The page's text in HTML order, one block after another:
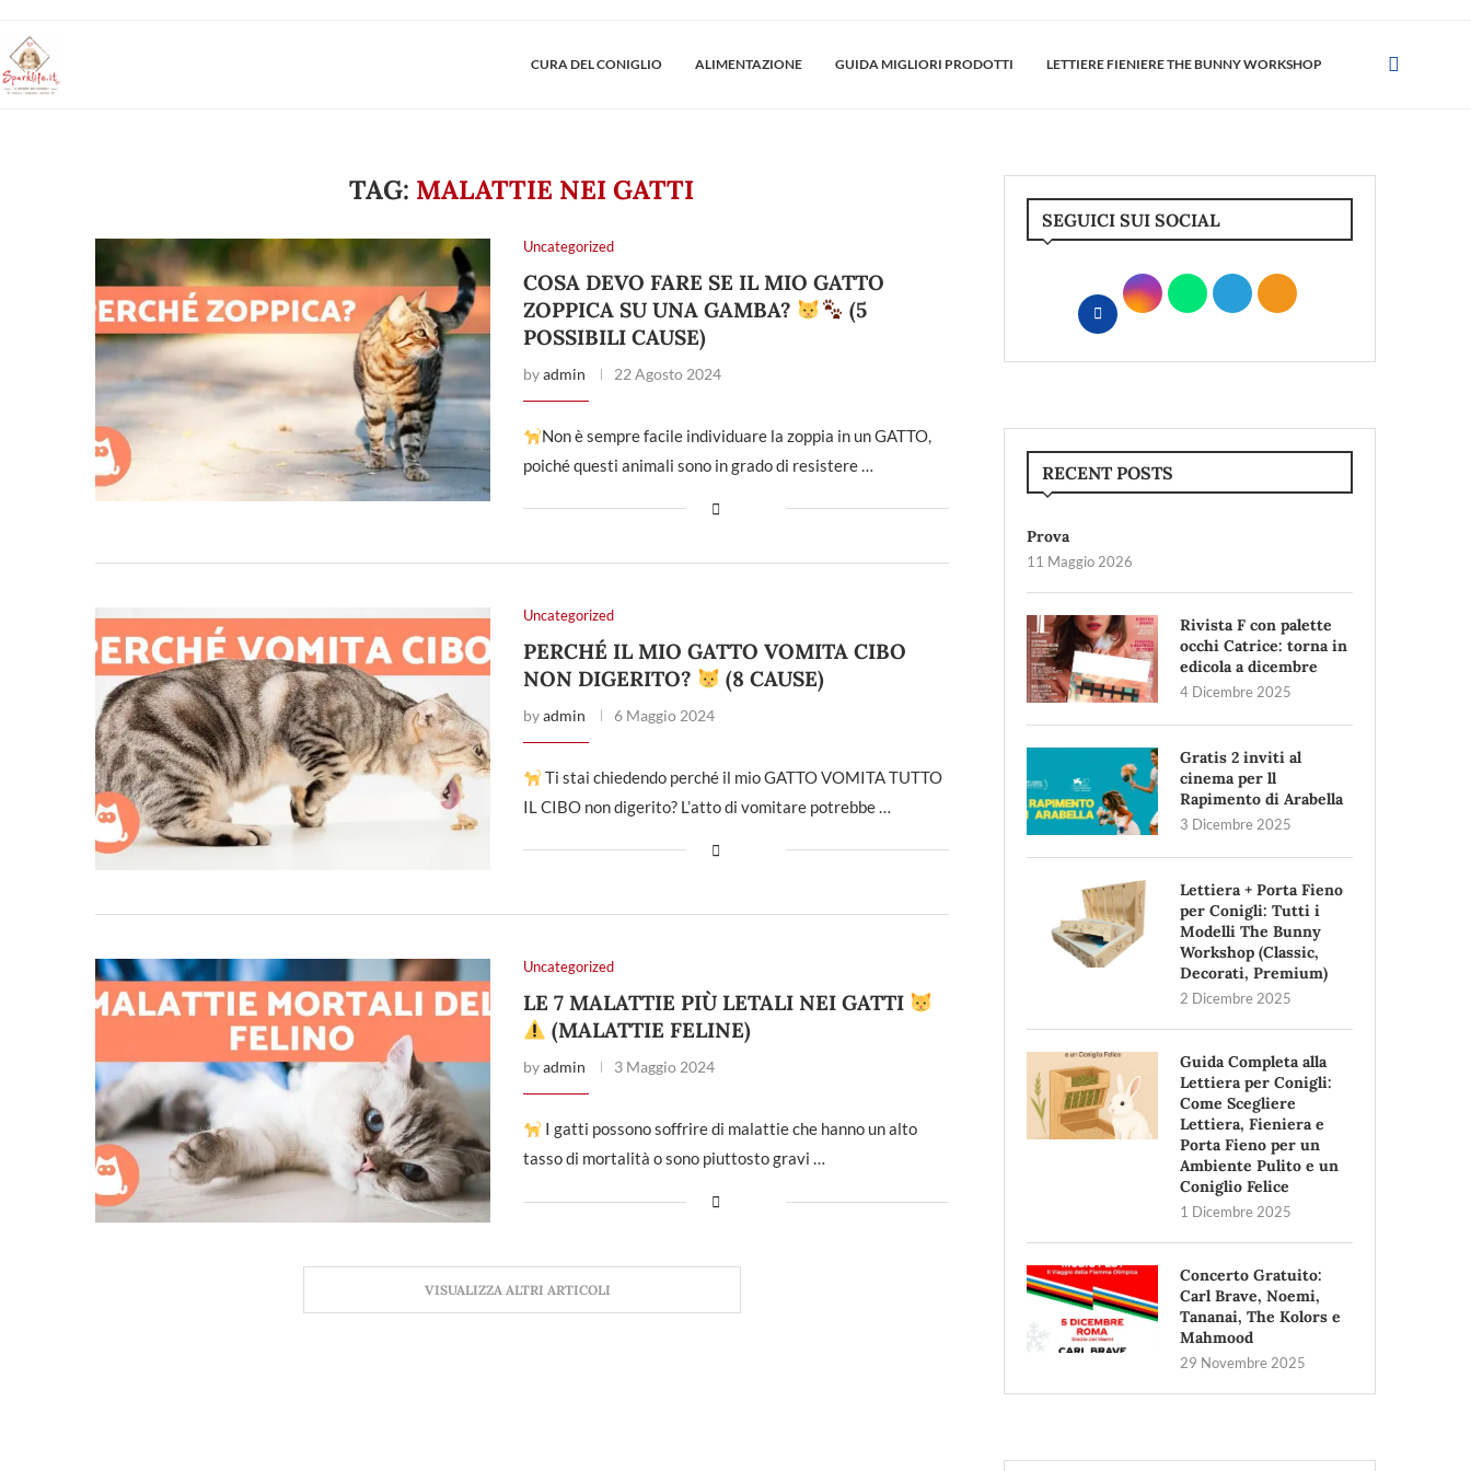
CURA DEL CONIGLIO ALIMENTAZIONE GUIDA MIGLIORI PRODOTTI LETTIERE FIENIERE THE BUNNY WORKSHOP
TAG: MALATTIE NEI GATTI
Uncategorized
COSA DEVO FARE SE IL MIO GATTO
ZOPPICA SU UNA GAMBA?
(5
POSSIBILI CAUSE)
byadmin 22 Agosto 2024
Non è sempre facile individuare la zoppia in un GATTO,
poiché questi animali sono in grado di resistere …
Uncategorized
PERCHÉ IL MIO GATTO VOMITA CIBO
NON DIGERITO?
(8 CAUSE)
byadmin 6 Maggio 2024
Ti stai chiedendo perché il mio GATTO VOMITA TUTTO
IL CIBO non digerito? L’atto di vomitare potrebbe …
Uncategorized
LE 7 MALATTIE PIÙ LETALI NEI GATTI
(MALATTIE FELINE)
byadmin 3 Maggio 2024
I gatti possono soffrire di malattie che hanno un alto
tasso di mortalità o sono piuttosto gravi …
VISUALIZZA ALTRI ARTICOLI
SEGUICI SUI SOCIAL
RECENT POSTS
Prova
11 Maggio 2026
Rivista F con palette
occhi Catrice: torna in
edicola a dicembre
4 Dicembre 2025
Gratis 2 inviti al
cinema per ll
Rapimento di Arabella
3 Dicembre 2025
Lettiera + Porta Fieno
per Conigli: Tutti i
Modelli The Bunny
Workshop (Classic,
Decorati, Premium)
2 Dicembre 2025
Guida Completa alla
Lettiera per Conigli:
Come Scegliere
Lettiera, Fieniera e
Porta Fieno per un
Ambiente Pulito e un
Coniglio Felice
1 Dicembre 2025
Concerto Gratuito:
Carl Brave, Noemi,
Tananai, The Kolors e
Mahmood
29 Novembre 2025